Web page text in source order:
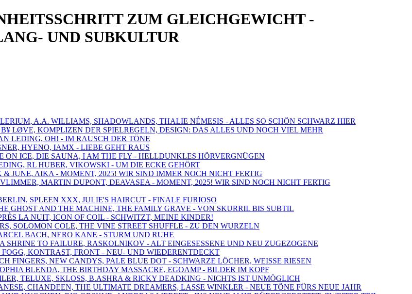
ZUM GLEICHGEWICHT -
UND SUBKULTUR
A.A. WILLIAMS, SHADOWLANDS, THALIE NÉMESIS - ALLES SO SCHÖN SCHWARZ HIER
LØVE, KOMPLIZEN DER SPIELREGELN, DESIGN: DAS ALLES UND NOCH VIEL MEHR
LEDING, OH! - IM RAUSCH DER TÖNE
HYENO, IAMX - LIEBE GEHT RAUS
ON ICE, DIE SAUNA, I AM THE FLY - HELLDUNKLES HÖRVERGNÜGEN
RL HUBER, VIKOWSKI - UM DIE ECKE GEHÖRT
JUNE, AIKA - MOMENT, 2025! WIR SIND IMMER NOCH NICHT FERTIG
MARTIN DUPONT, DEAVASEA - MOMENT, 2025! WIR SIND NOCH NICHT FERTIG
SPLEEN XXX, JULIE'S HAIRCUT - FINALE FURIOSO
GHOST AND THE MACHINE, THE FAMILY GRAVE - VON SKURRIL BIS SUBTIL
LA NUIT, ICON OF COIL - SCHWITZT, MEINE KINDER!
SOLOMON COLE, THE VINE STREET SHUFFLE - ZU DEN WURZELN
BACH, NERO KANE - STURM UND RUHE
SHRINE TO FAILURE, RASKOLNIKOV - ALT EINGESESSENE UND NEU ZUGEZOGENE
KONTRAST, FRONT - NEU- UND WIEDERENTDECKT
FINGERS, NEW CANDYS, PALE BLUE DOT - SCHWARZE LÖCHER, WEISSE RIESEN
BLENDA, THE BIRTHDAY MASSACRE, EGOAMP - BILDER IM KOPF
TELUXE, SKLOSS, B.ASHRA & RICKY DEADKING - NICHTS IST UNMÖGLICH
CHANDEEN, THE ULTIMATE DREAMERS, LASSE WINKLER - NEUE TÖNE FÜRS NEUE JAHR